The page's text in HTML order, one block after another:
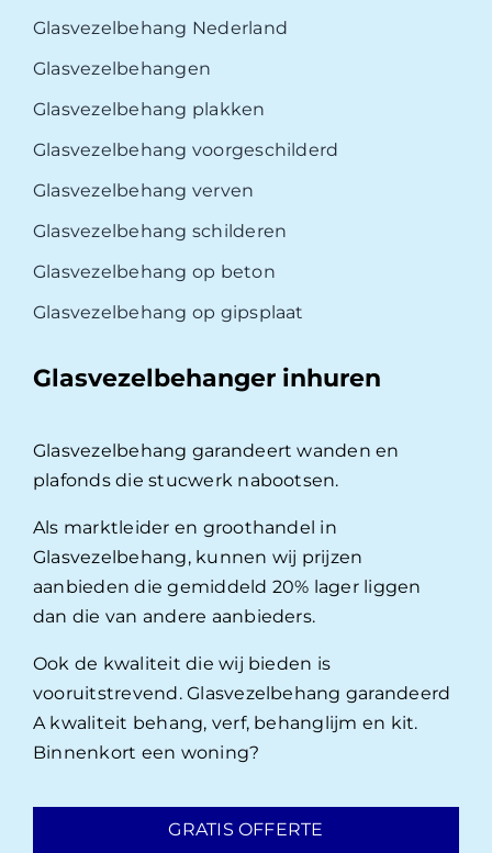
Glasvezelbehang Nederland
Glasvezelbehangen
Glasvezelbehang plakken
Glasvezelbehang voorgeschilderd
Glasvezelbehang verven
Glasvezelbehang schilderen
Glasvezelbehang op beton
Glasvezelbehang op gipsplaat
Glasvezelbehanger inhuren
Glasvezelbehang garandeert wanden en
plafonds die stucwerk nabootsen.
Als marktleider en groothandel in
Glasvezelbehang, kunnen wij prijzen
aanbieden die gemiddeld 20% lager liggen
dan die van andere aanbieders.
Ook de kwaliteit die wij bieden is
vooruitstrevend. Glasvezelbehang garandeerd
A kwaliteit behang, verf, behanglijm en kit.
Binnenkort een woning?
GRATIS OFFERTE